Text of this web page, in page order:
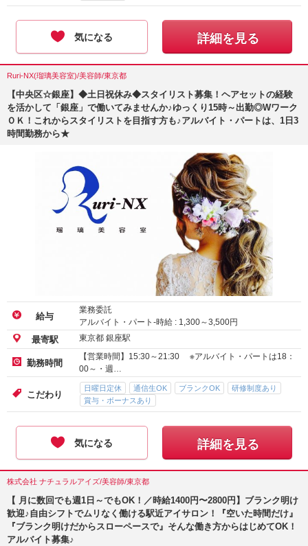
気になる 詳細を見る
Ruri-NX(瑠璃美容室)/美容師/東京都
【中央区☆銀座】◆土日祝休み◆スタイリスト募集！ヘアセットの経験
を活かして「銀座」で働いてみませんか♪ゆっくり15時～出勤◎Wワーク
ＯＫ！これからスタイリストを目指す方も♪アルバイト・パートは、1日3
時間勤務から★
給与
業務委託
アルバイト・パート-時給 : 1,300～3,500円
最寄駅 東京都 銀座駅
勤務時間
【営業時間】15:30～21:30 ※アルバイト・パートは18：
00～・週…
こだわり
日曜日定休 通信生OK ブランクOK
研修制度あり
賞与・ボーナスあり
気になる 詳細を見る
株式会社 ナチュラルアイズ/美容師/東京都
【 月に数回でも週1日～でもOK！／時給1400円〜2800円】ブランク明け
歓迎♪自由シフトでムリなく働ける駅近アイサロン！『空いた時間だけ』
『ブランク明けだからスローペースで』そんな働き方からはじめてOK！
アルバイト募集♪